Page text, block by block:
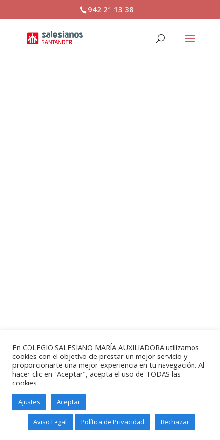
942 21 13 38
Salesianos Santander - Paseo de
Altamira, 73 - 39006 - Santander -
Teléfono: 942211338
En COLEGIO SALESIANO MARÍA AUXILIADORA utilizamos
cookies con el objetivo de prestar un mejor servicio y
proporcionarte una mejor experiencia en tu navegación. Al
hacer clic en "Aceptar", acepta el uso de TODAS las
cookies.
Ajustes Aceptar
Aviso Legal Política de Privacidad Rechazar